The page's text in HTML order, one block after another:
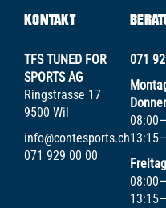
KONTAKT
TFS TUNED FOR
SPORTS AG
Ringstrasse 17
9500 Wil
info@contesports.ch
071 929 00 00
071
Freitag